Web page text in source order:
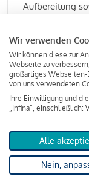
Aufbereitung
Kreditgeschäft
Lesen Sie
Kreditindex
Wir verwenden
Wir können diese zur
Webseite zu
großartiges Webseiten-
von uns verwendeten
Ihre Einwilligung und
„Infina“, einschließlich:
Alle
Nein,